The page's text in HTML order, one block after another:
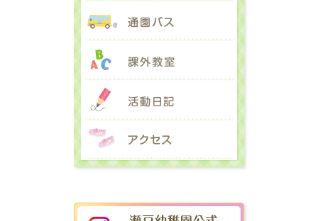
課外教室
活動日記
アクセス